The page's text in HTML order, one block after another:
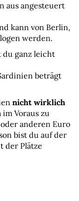
aus angesteuert
kann von Berlin,
werden.
du ganz leicht
beträgt
nicht wirklich
Voraus zu
anderen Euro
bist du auf der
der Plätze